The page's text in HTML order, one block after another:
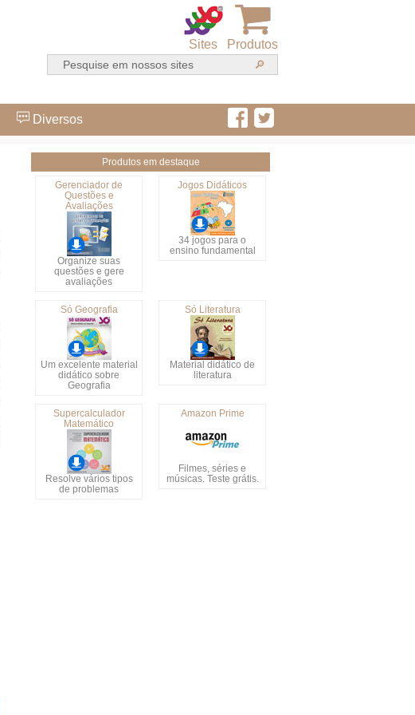
Produtos
Sites
Diversos
Produtos em destaque
Gerenciador de
Questões e
Avaliações
Organize suas
questões e gere
avaliações
Jogos Didáticos
34 jogos para o
ensino fundamental
Só Geografia
Um excelente material
didático sobre
Geografia
Só Literatura
Material didático de
literatura
Supercalculador
Matemático
Resolve vários tipos
de problemas
Amazon Prime
Filmes, séries e
músicas. Teste grátis.